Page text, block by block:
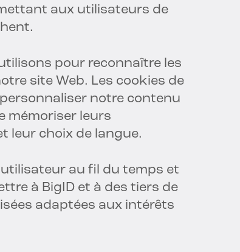
aux utilisateurs de
pour reconnaître les
site Web. Les cookies de
notre contenu
mémoriser leurs
leur choix de langue.
au fil du temps et
à BigID et à des tiers de
adaptées aux intérêts